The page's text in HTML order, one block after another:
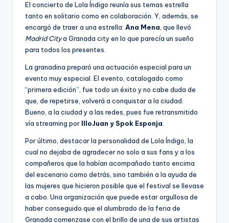
El concierto de Lola Índigo reunía sus temas estrella
tanto en solitario como en colaboración. Y, además, se
encargó de traer a una estrella: Ana Mena, que llevó
Madrid Citya Granada city en lo que parecía un sueño
para todos los presentes.
La granadina preparó una actuación especial para un
evento muy especial. El evento, catalogado como
“primera edición”, fue todo un éxito y no cabe duda de
que, de repetirse, volverá a conquistar a la ciudad.
Bueno, a la ciudad y a las redes, pues fue retransmitido
vía streaming por IlloJuan y Spok Esponja.
Por último, destacar la personalidad de Lola Índigo, la
cual no dejaba de agradecer no solo a sus fans y a los
compañeros que la habían acompañado tanto encima
del escenario como detrás, sino también a la ayuda de
las mujeres que hicieron posible que el festival se llevase
a cabo. Una organización que puede estar orgullosa de
haber conseguido que el alumbrado de la feria de
Granada comenzase con el brillo de una de sus artistas